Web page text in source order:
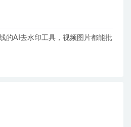
的AI去水印工具，视频图片都能批